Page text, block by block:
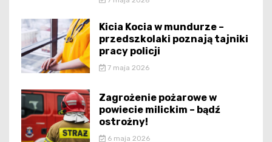
Kicia Kocia w mundurze –
przedszkolaki poznają tajniki
pracy policji
7 maja 2026
Zagrożenie pożarowe w
powiecie milickim – bądź
ostrożny!
6 maja 2026